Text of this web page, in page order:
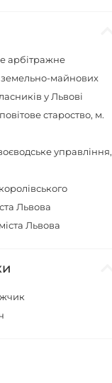
арбітражне
земельно-майнових
у Львові
староство, м.
управління,
Львова
Львова